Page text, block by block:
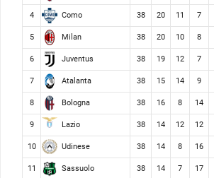
4 Como 38 20 11 7
5 Milan 38 20 10 8
6 Juventus 38 19 12 7
7 Atalanta 38 15 14 9
8 Bologna 38 16 8 14
9 Lazio 38 14 12 12
10 Udinese 38 14 8 16
11 Sassuolo 38 14 7 17